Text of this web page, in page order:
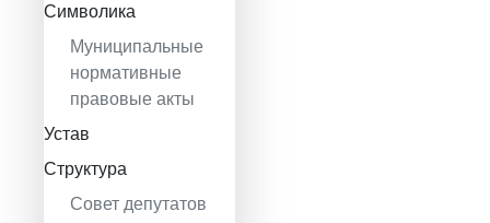
Символика
Муниципальные
нормативные
правовые акты
Устав
Структура
Совет депутатов